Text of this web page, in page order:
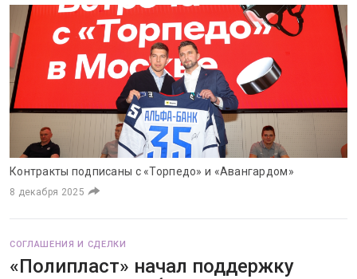
Контракты подписаны с «Торпедо» и «Авангардом»
8 декабря 2025
СОГЛАШЕНИЯ И СДЕЛКИ
«Полипласт» начал поддержку